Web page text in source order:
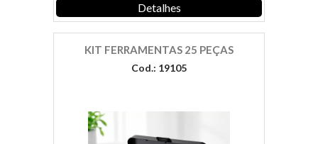
Detalhes
KIT FERRAMENTAS 25 PEÇAS
Cod.: 19105